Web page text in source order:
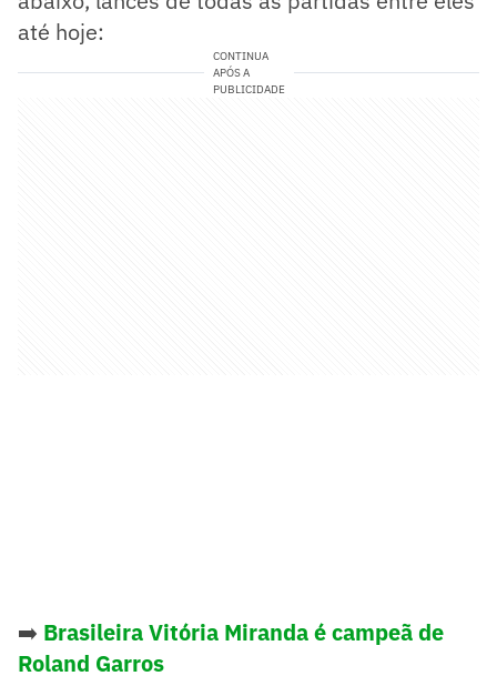
até hoje:
CONTINUA
APÓS A
PUBLICIDADE
➡️ Brasileira Vitória Miranda é campeã de
Roland Garros